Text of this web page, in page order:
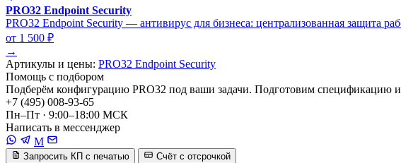
PRO32 Endpoint Security
PRO32 Endpoint Security — антивирус для бизнеса: централизованная защита
от 1 500 ₽
→
Артикулы и цены: PRO32 Endpoint Security
Помощь с подбором
Подберём конфигурацию PRO32 под ваши задачи. Подготовим спецификацию и
+7 (495) 008-93-65
Пн–Пт · 9:00–18:00 МСК
Написать в мессенджер
M
Запросить КП с печатью Счёт с отсрочкой